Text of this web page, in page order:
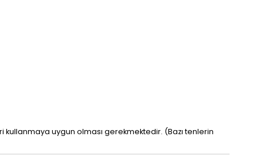
uygun olması gerekmektedir. (Bazı tenlerin